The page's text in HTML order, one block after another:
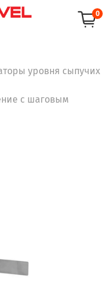
0
уровня сыпучих
с шаговым